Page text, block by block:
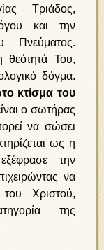
Τριάδος,
και την
Πνεύματος.
θεότητά Του,
δόγμα.
κτίσμα του
ο σωτήρας
να σώσει
ως η
την
να
Χριστού,
της